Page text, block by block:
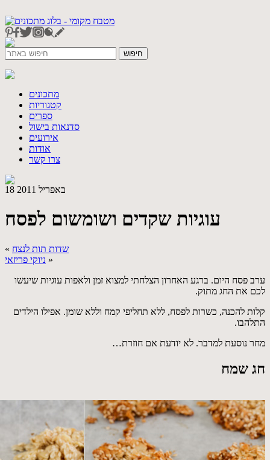
מתכונים
קטגוריות
ספרים
סדנאות בישול
אירועים
אודות
צרו קשר
18 באפריל 2011
עוגיות שקדים ושומשום לפסח
« שדות תות לנצח
ניוקי פריזאי »
ערב פסח היום. ברגע האחרון הצלחתי למצוא זמן ולאפות עוגיות שיעשו
לכם את החג מתוק.
קלות להכנה, כשרות לפסח, ללא תחליפי קמח וללא שומן. אפילו הילדים
התלהבו.
מחר נוסעת למדבר. לא יודעת אם חוזרת…
חג שמח